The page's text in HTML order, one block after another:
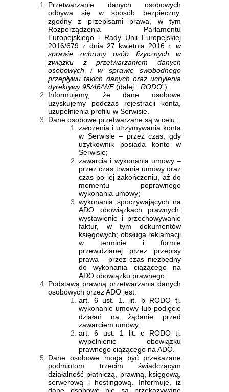
Przetwarzanie danych osobowych
odbywa się w sposób bezpieczny,
zgodny z przepisami prawa, w tym
Rozporządzenia Parlamentu
Europejskiego i Rady Unii Europejskiej
2016/679 z dnia 27 kwietnia 2016 r. w
sprawie ochrony osób fizycznych w
związku z przetwarzaniem danych
osobowych i w sprawie swobodnego
przepływu takich danych oraz uchylenia
dyrektywy 95/46/WE(dalej: RODO”).
Informujemy, że dane osobowe
uzyskujemy podczas rejestracji konta,
uzupełnienia profilu w Serwisie.
Dane osobowe przetwarzane są w celu:
założenia i utrzymywania konta
w Serwisie – przez czas, gdy
użytkownik posiada konto w
Serwisie;
zawarcia i wykonania umowy –
przez czas trwania umowy oraz
czas po jej zakończeniu, aż do
momentu poprawnego
wykonania umowy;
wykonania spoczywających na
ADO obowiązkach prawnych:
wystawienie i przechowywanie
faktur, w tym dokumentów
księgowych; obsługa reklamacji
w terminie i formie
przewidzianej przez przepisy
prawa - przez czas niezbędny
do wykonania ciążącego na
ADO obowiązku prawnego;
Podstawą prawną przetwarzania danych
osobowych przez ADO jest:
art. 6 ust. 1. lit. b RODO tj.
wykonanie umowy lub podjęcie
działań na żądanie przed
zawarciem umowy;
art. 6 ust. 1 lit. c RODO tj.
wypełnienie obowiązku
prawnego ciążącego na ADO.
Dane osobowe mogą być przekazane
podmiotom trzecim świadczącym
działalność płatniczą, prawną, księgową,
serwerową i hostingową. Informuje, iż